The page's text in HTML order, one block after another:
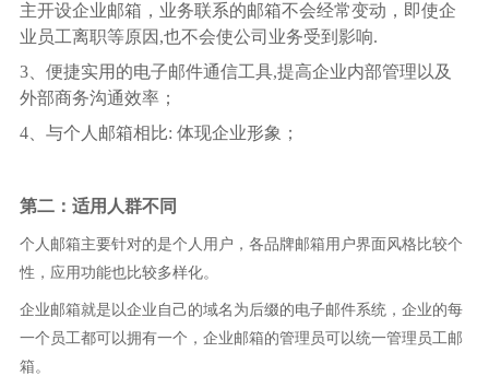
主开设企业邮箱，业务联系的邮箱不会经常变动，即使企
业员工离职等原因,也不会使公司业务受到影响.
3、便捷实用的电子邮件通信工具,提高企业内部管理以及
外部商务沟通效率；
4、与个人邮箱相比: 体现企业形象；
第二：适用人群不同
个人邮箱主要针对的是个人用户，各品牌邮箱用户界面风格比较个
性，应用功能也比较多样化。
企业邮箱就是以企业自己的域名为后缀的电子邮件系统，企业的每
一个员工都可以拥有一个，企业邮箱的管理员可以统一管理员工邮
箱。